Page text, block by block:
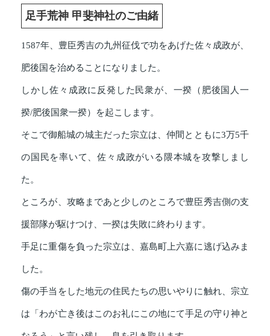
足手荒神 甲斐神社のご由緒
1587年、豊臣秀吉の九州征伐で功をあげた佐々成政が、
肥後国を治めることになりました。
しかし佐々成政に反発した民衆が、一揆（肥後国人一
揆/肥後国衆一揆）を起こします。
そこで御船城の城主だった宗立は、仲間とともに3万5千
の国民を率いて、佐々成政がいる隈本城を攻撃しまし
た。
ところが、攻略まであと少しのところで豊臣秀吉側の支
援部隊が駆けつけ、一揆は失敗に終わります。
手足に重傷を負った宗立は、嘉島町上六嘉に逃げ込みま
した。
傷の手当をした地元の住民たちの思いやりに触れ、宗立
は「わが亡き後はこのお礼にこの地にて手足の守り神と